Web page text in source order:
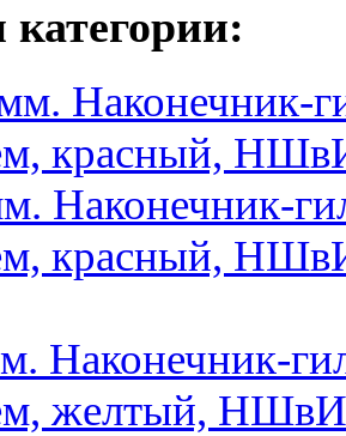
Наконечник-
красный,